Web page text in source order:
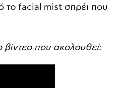
το facial mist σπρέι που
που ακολουθεί: